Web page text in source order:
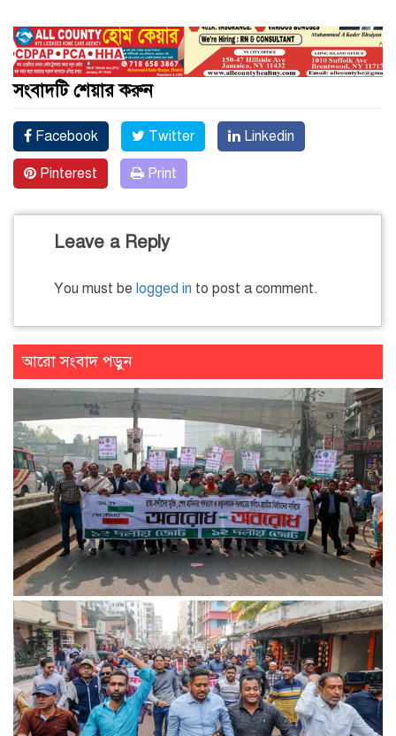
সংবাদটি শেয়ার করুন
Facebook Twitter Linkedin
Pinterest Print
Leave a Reply
You must be logged in to post a comment.
আরো সংবাদ পড়ুন
১৮ ডিসেম্বর থেকে আন্দোলনে নতুন মাত্রা যোগ হবে: ১২–দলীয় জোট